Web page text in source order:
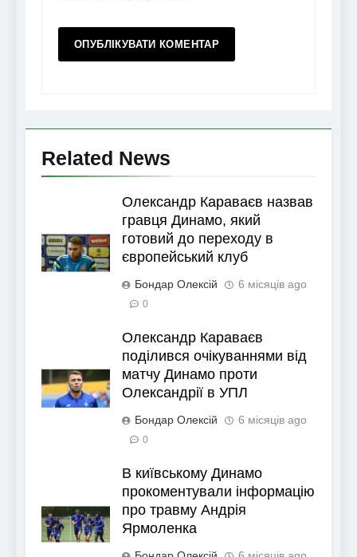
Related News
Олександр Караваєв назвав
гравця Динамо, який
готовий до переходу в
європейський клуб
Бондар Олексій 6 місяців ago
0
Олександр Караваєв
поділився очікуваннями від
матчу Динамо проти
Олександрії в УПЛ
Бондар Олексій 6 місяців ago
0
В київському Динамо
прокоментували інформацію
про травму Андрія
Ярмоленка